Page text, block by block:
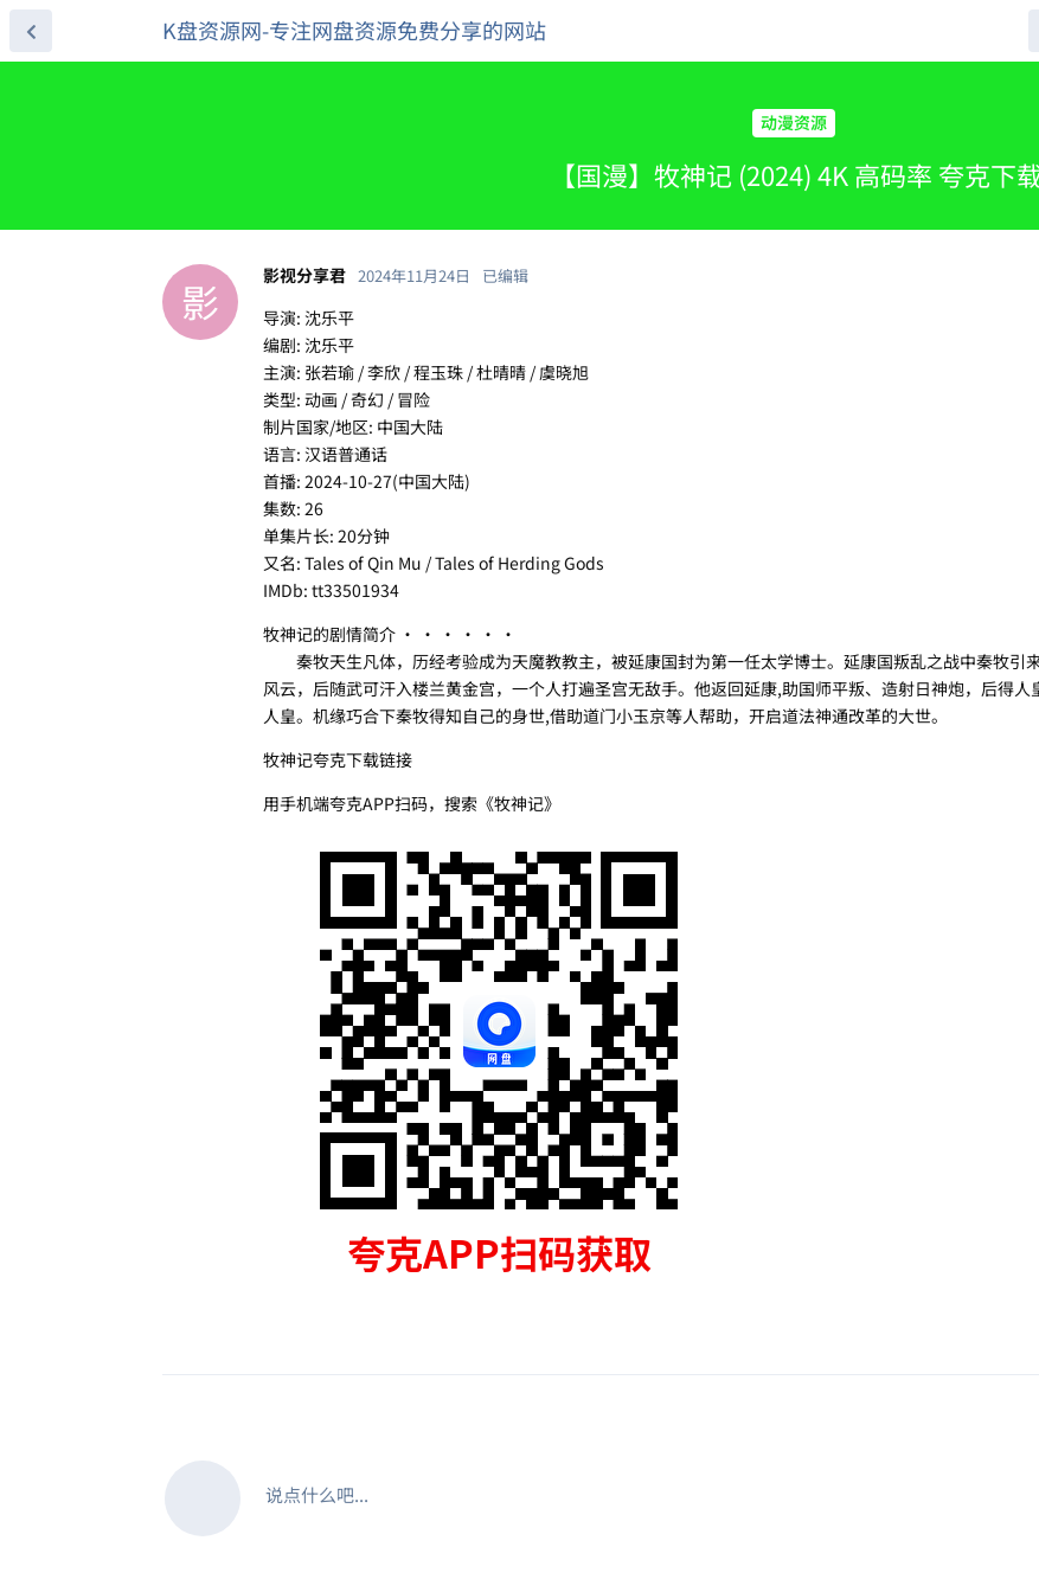
K盘资源网-专注网盘资源免费分享的网站
动漫资源
【国漫】牧神记 (2024) 4K 高码率 夸克下
影 影视分享君 2024年11月24日 已编辑
导演: 沈乐平
编剧: 沈乐平
主演: 张若瑜 / 李欣 / 程玉珠 / 杜晴晴 / 虞晓旭
类型: 动画 / 奇幻 / 冒险
制片国家/地区: 中国大陆
语言: 汉语普通话
首播: 2024-10-27(中国大陆)
集数: 26
单集片长: 20分钟
又名: Tales of Qin Mu / Tales of Herding Gods
IMDb: tt33501934
牧神记的剧情简介 · · · · · ·
秦牧天生凡体，历经考验成为天魔教教主，被延康国封为第一任太学博士。延康国叛乱之战中秦牧引
风云，后随武可汗入楼兰黄金宫，一个人打遍圣宫无敌手。他返回延康,助国师平叛、造射日神炮，后得人
人皇。机缘巧合下秦牧得知自己的身世,借助道门小玉京等人帮助，开启道法神通改革的大世。
牧神记夸克下载链接
用手机端夸克APP扫码，搜索《牧神记》
说点什么吧...